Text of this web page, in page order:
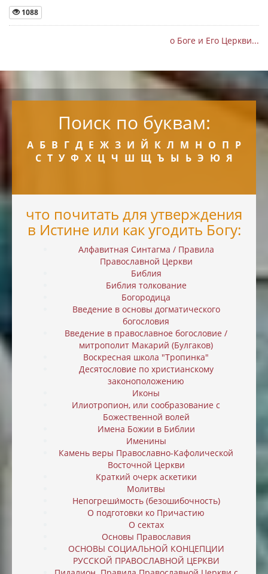
1088
о Боге и Его Церкви...
Поиск по буквам:
А Б В Г Д Е Ж З И Й К Л М Н О П Р
С Т У Ф Х Ц Ч Ш Щ Ъ Ы Ь Э Ю Я
что почитать для утверждения
в Истине или как угодить Богу:
Алфавитная Синтагма / Правила
Православной Церкви
Библия
Библия толкование
Богородица
Введение в основы догматического
богословия
Введение в православное богословие /
митрополит Макарий (Булгаков)
Воскресная школа "Тропинка"
Десятословие по христианскому
законоположению
Иконы
Илиотропион, или cообразование с
Божественной волей
Имена Божии в Библии
Именины
Камень веры Православно-Кафолической
Восточной Церкви
Краткий очерк аскетики
Молитвы
Непогреши́мость (безошибочность)
О подготовки ко Причастию
О сектах
Основы Православия
ОСНОВЫ СОЦИАЛЬНОЙ КОНЦЕПЦИИ
РУССКОЙ ПРАВОСЛАВНОЙ ЦЕРКВИ